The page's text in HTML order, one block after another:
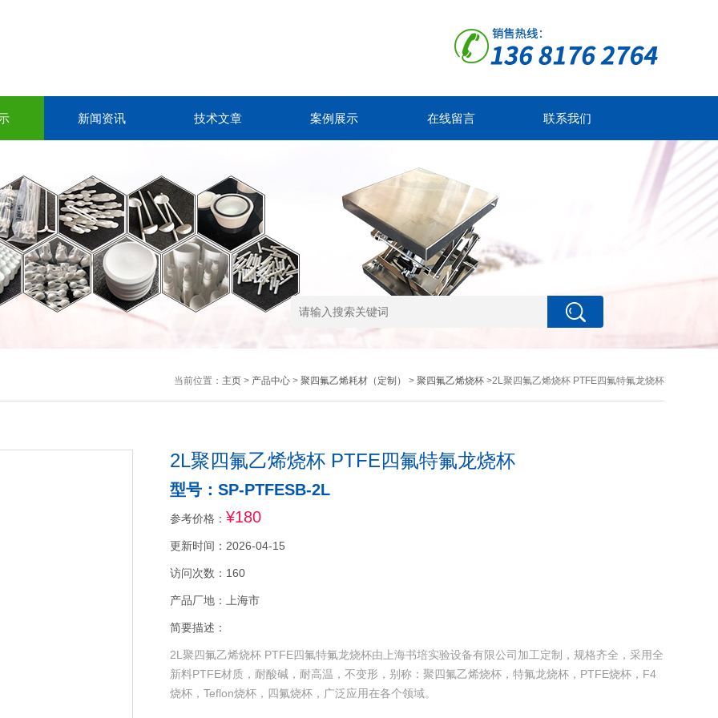
新闻资讯 技术文章 案例展示 在线留言 联系我们
当前位置： 主页> 产品中心> 聚四氟乙烯耗材（定制） > 聚四氟乙烯烧杯>2L聚四氟乙烯烧杯 PTFE四氟特氟龙烧杯
2L聚四氟乙烯烧杯 PTFE四氟特氟龙烧杯
型号：SP-PTFESB-2L
参考价格： ¥180
更新时间：2026-04-15
访问次数：160
产品厂地：上海市
简要描述：
2L聚四氟乙烯烧杯 PTFE四氟特氟龙烧杯由上海书培实验设备有限公司加工定制，规格齐全，采用全
新料PTFE材质，耐酸碱，耐高温，不变形，别称：聚四氟乙烯烧杯，特氟龙烧杯，PTFE烧杯，F4
烧杯，Teflon烧杯，四氟烧杯，广泛应用在各个领域。